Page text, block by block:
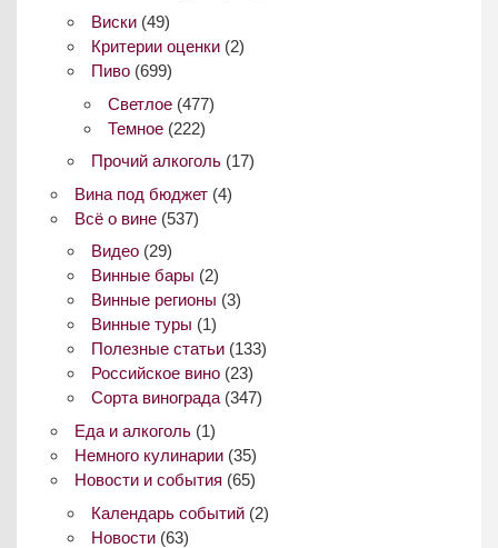
Виски(49)
Критерии оценки(2)
Пиво(699)
Светлое (477)
Темное (222)
Прочий алкоголь(17)
Вина под бюджет(4)
Всё о вине(537)
Видео(29)
Винные бары (2)
Винные регионы (3)
Винные туры (1)
Полезные статьи(133)
Российское вино(23)
Сорта винограда(347)
Еда и алкоголь(1)
Немного кулинарии(35)
Новости и события (65)
Календарь событий(2)
Новости(63)